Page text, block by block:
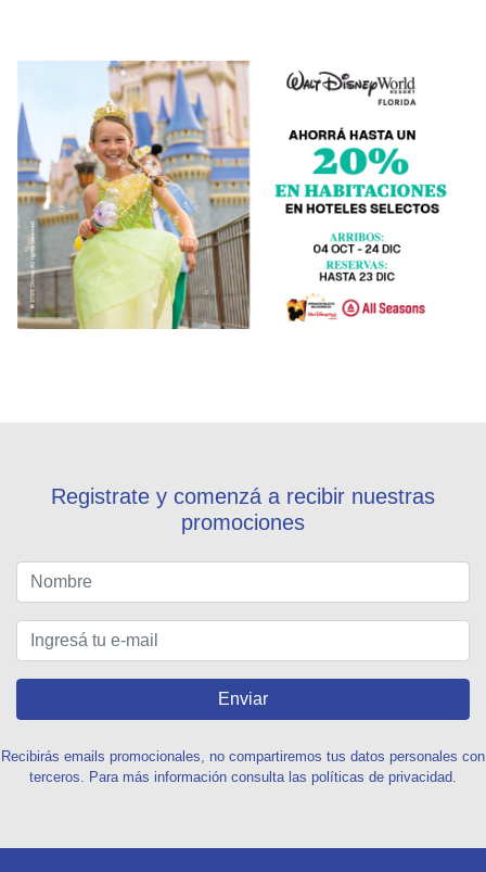
Registrate y comenzá a recibir nuestras
promociones
Enviar
Recibirás emails promocionales, no compartiremos tus datos personales con
terceros. Para más información consulta las políticas de privacidad.